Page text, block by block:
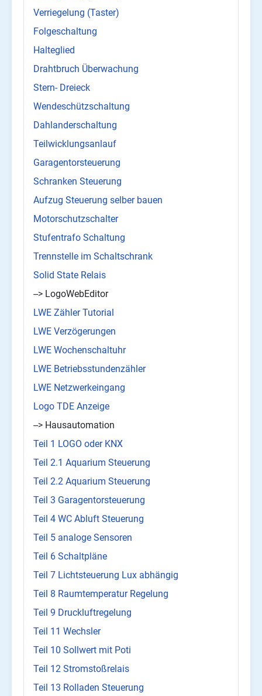
Verriegelung (Taster)
Folgeschaltung
Halteglied
Drahtbruch Überwachung
Stern- Dreieck
Wendeschützschaltung
Dahlanderschaltung
Teilwicklungsanlauf
Garagentorsteuerung
Schranken Steuerung
Aufzug Steuerung selber bauen
Motorschutzschalter
Stufentrafo Schaltung
Trennstelle im Schaltschrank
Solid State Relais
--> LogoWebEditor
LWE Zähler Tutorial
LWE Verzögerungen
LWE Wochenschaltuhr
LWE Betriebsstundenzähler
LWE Netzwerkeingang
Logo TDE Anzeige
--> Hausautomation
Teil 1 LOGO oder KNX
Teil 2.1 Aquarium Steuerung
Teil 2.2 Aquarium Steuerung
Teil 3 Garagentorsteuerung
Teil 4 WC Abluft Steuerung
Teil 5 analoge Sensoren
Teil 6 Schaltpläne
Teil 7 Lichtsteuerung Lux abhängig
Teil 8 Raumtemperatur Regelung
Teil 9 Druckluftregelung
Teil 11 Wechsler
Teil 10 Sollwert mit Poti
Teil 12 Stromstoßrelais
Teil 13 Rolladen Steuerung